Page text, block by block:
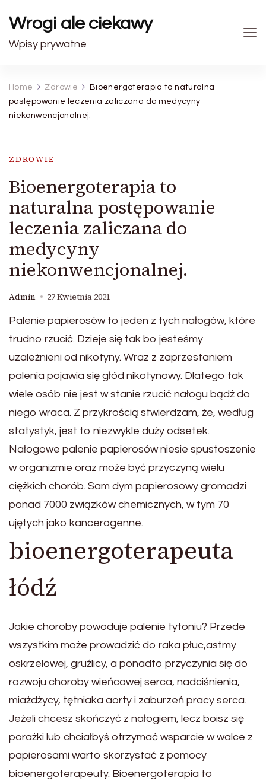
Wrogi ale ciekawy
Wpisy prywatne
Home Zdrowie
Bioenergoterapia to naturalna
postępowanie leczenia zaliczana do medycyny
niekonwencjonalnej.
ZDROWIE
Bioenergoterapia to
naturalna postępowanie
leczenia zaliczana do
medycyny
niekonwencjonalnej.
Admin 27 Kwietnia 2021
Palenie papierosów to jeden z tych nałogów, które
trudno rzucić. Dzieje się tak bo jesteśmy
uzależnieni od nikotyny. Wraz z zaprzestaniem
palenia pojawia się głód nikotynowy. Dlatego tak
wiele osób nie jest w stanie rzucić nałogu bądź do
niego wraca. Z przykrością stwierdzam, że, według
statystyk, jest to niezwykle duży odsetek.
Nałogowe palenie papierosów niesie spustoszenie
w organizmie oraz może być przyczyną wielu
ciężkich chorób. Sam dym papierosowy gromadzi
ponad 7000 związków chemicznych, w tym 70
ujętych jako kancerogenne.
bioenergoterapeuta
łódź
Jakie choroby powoduje palenie tytoniu? Przede
wszystkim może prowadzić do raka płuc,astmy
oskrzelowej, gruźlicy, a ponadto przyczynia się do
rozwoju choroby wieńcowej serca, nadciśnienia,
miażdżycy, tętniaka aorty i zaburzeń pracy serca.
Jeżeli chcesz skończyć z nałogiem, lecz boisz się
porażki lub chciałbyś otrzymać wsparcie w walce z
papierosami warto skorzystać z pomocy
bioenergoterapeuty. Bioenergoterapia to